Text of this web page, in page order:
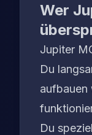
Wer
Jupiter
Du
aufbauen
Du